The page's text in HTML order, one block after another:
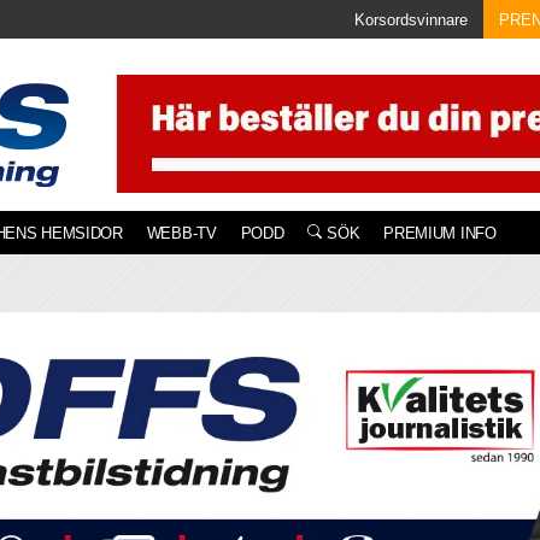
Korsordsvinnare
HEMSIDOR WEBB-TV PODD SÖK PREMIUM INFO